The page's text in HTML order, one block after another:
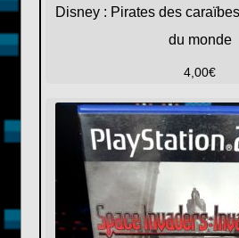
Disney : Pirates des
du monde
4,00€